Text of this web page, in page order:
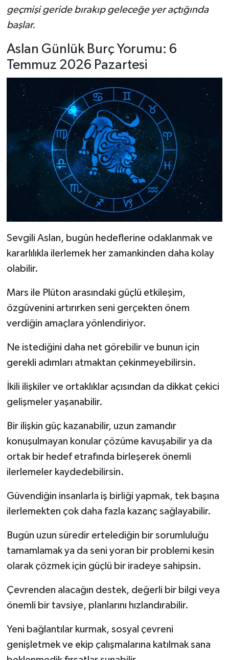
geçmişi geride bırakıp geleceğe yer açtığında
başlar.
Aslan Günlük Burç Yorumu: 6
Temmuz 2026 Pazartesi
Sevgili Aslan, bugün hedeflerine odaklanmak ve
kararlılıkla ilerlemek her zamankinden daha kolay
olabilir.
Mars ile Plüton arasındaki güçlü etkileşim,
özgüvenini artırırken seni gerçekten önem
verdiğin amaçlara yönlendiriyor.
Ne istediğini daha net görebilir ve bunun için
gerekli adımları atmaktan çekinmeyebilirsin.
İkili ilişkiler ve ortaklıklar açısından da dikkat çekici
gelişmeler yaşanabilir.
Bir ilişkin güç kazanabilir, uzun zamandır
konuşulmayan konular çözüme kavuşabilir ya da
ortak bir hedef etrafında birleşerek önemli
ilerlemeler kaydedebilirsin.
Güvendiğin insanlarla iş birliği yapmak, tek başına
ilerlemekten çok daha fazla kazanç sağlayabilir.
Bugün uzun süredir ertelediğin bir sorumluluğu
tamamlamak ya da seni yoran bir problemi kesin
olarak çözmek için güçlü bir iradeye sahipsin.
Çevrenden alacağın destek, değerli bir bilgi veya
önemli bir tavsiye, planlarını hızlandırabilir.
Yeni bağlantılar kurmak, sosyal çevreni
genişletmek ve ekip çalışmalarına katılmak sana